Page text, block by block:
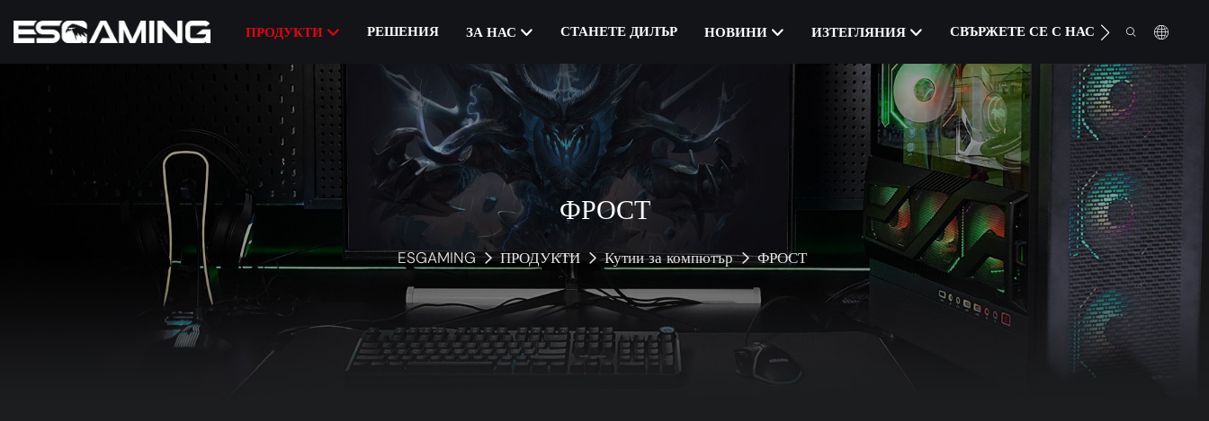
ПРОДУКТИ РЕШЕНИЯ ЗА НАС СТАНЕТЕ ДИЛЪР НОВИНИ ИЗТЕГЛЯНИЯ СВЪРЖЕТЕ СЕ С НАС
ФРОСТ
ESGAMING ПРОДУКТИ Кутии за компютър ФРОСТ